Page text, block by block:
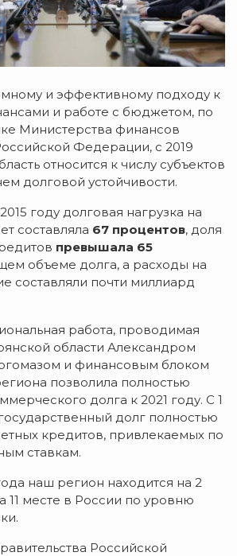
и эффективному подходу к
и работе с бюджетом, по
Министерства финансов
Федерации, с 2019
относится к числу субъектов
долговой устойчивости.
году долговая нагрузка на
составляла 67 процентов, доля
превышала 65
объеме долга, а расходы на
составляли почти миллиард
работа, проводимая
области Александром
и финансовым блоком
позволила полностью
долга к 2021 году. С 1
долг полностью
кредитов, привлекаемых по
ставкам.
наш регион находится на 2
месте в России по уровню
Российской